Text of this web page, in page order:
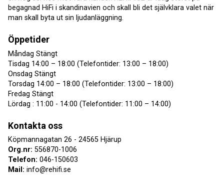
begagnad HiFi i skandinavien och skall bli det självklara valet när
man skall byta ut sin ljudanläggning.
Öppetider
Måndag Stängt
Tisdag 14:00 – 18:00 (Telefontider: 13:00 – 18:00)
Onsdag Stängt
Torsdag 14:00 – 18:00 (Telefontider: 13:00 – 18:00)
Fredag Stängt
Lördag : 11:00 - 14:00 (Telefontider: 11:00 – 14:00)
Kontakta oss
Köpmannagatan 26 - 24565 Hjärup
Org.nr: 556870-1006
Telefon: 046-150603
Mail: info@rehifi.se